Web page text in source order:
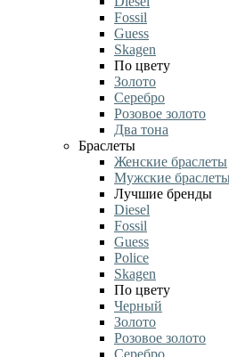
Fossil
Guess
Skagen
По цвету
Золото
Серебро
Розовое золото
Два тона
Браслеты
Женские браслеты
Мужские
Лучшие бренды
Diesel
Fossil
Guess
Police
Skagen
По цвету
Черный
Золото
Розовое золото
Серебро